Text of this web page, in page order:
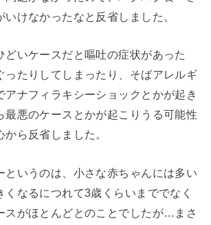
けなかったなと反省しました。
どいケースだと嘔吐の症状があった
ったりしてしまったり、そばアレルギ
アナフィラキシーショックとかが起き
最悪のケースとかが起こりうる可能性
ら反省しました。
というのは、小さな赤ちゃんには多い
くなるにつれて3歳くらいまででなく
スがほとんどとのことでしたが…まさ